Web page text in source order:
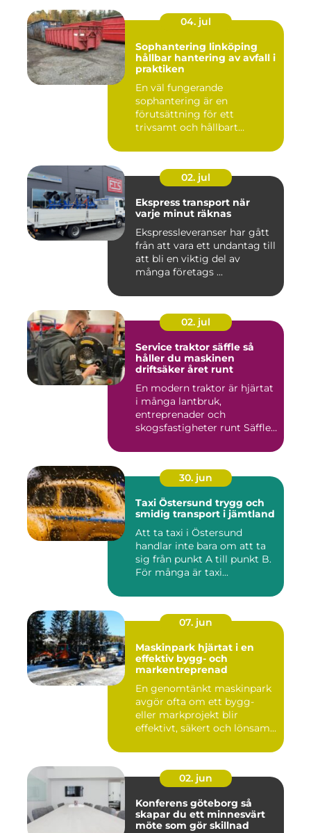
04. jul
Sophantering linköping
hållbar hantering av avfall i
praktiken
En väl fungerande
sophantering är en
förutsättning för ett
trivsamt och hållbart
02. jul
Ekspress transport när
varje minut räknas
Ekspressleveranser har gått
från att vara ett undantag till
att bli en viktig del av
många företags ...
02. jul
Service traktor säffle så
håller du maskinen
driftsäker året runt
En modern traktor är hjärtat
i många lantbruk,
entreprenader och
skogsfastigheter runt Säffle.
30. jun
Taxi Östersund trygg och
smidig transport i jämtland
Att ta taxi i Östersund
handlar inte bara om att ta
sig från punkt A till punkt B.
För många är taxi...
07. jun
Maskinpark hjärtat i en
effektiv bygg- och
markentreprenad
En genomtänkt maskinpark
avgör ofta om ett bygg-
eller markprojekt blir
effektivt, säkert och lönsam...
02. jun
Konferens göteborg så
skapar du ett minnesvärt
möte som gör skillnad